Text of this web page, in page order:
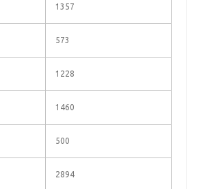
1357
573
1228
1460
500
2894